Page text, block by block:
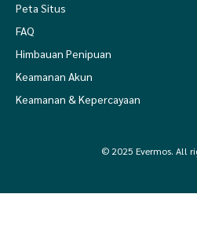
Peta Situs
FAQ
Himbauan Penipuan
Keamanan Akun
Keamanan & Kepercayaan
© 2025 Evermos. All